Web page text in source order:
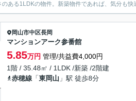
ある1LDKの物件。新築物件であれば、気分も
岡山市中区長岡
マンションアーク参番館
5.85万円 管理/共益費4,000円
1階 / 35.48㎡ / 1LDK /新築 /2階建
赤穂線 「東岡山 」駅 徒歩8分